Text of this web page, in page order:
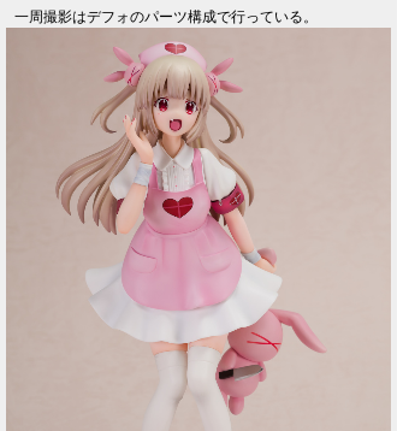
一周撮影はデフォのパーツ構成で行っている。